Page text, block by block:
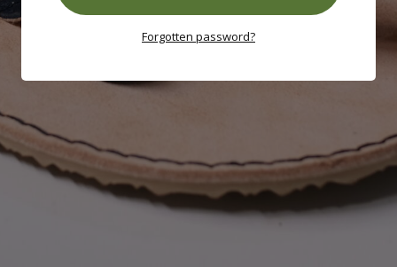
Forgotten password?